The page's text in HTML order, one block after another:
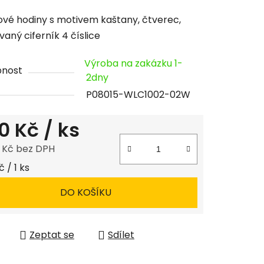
hodiny s motivem kaštany, čtverec,
ciferník 4 číslice
Výroba na zakázku 1-
2dny
P08015-WLC1002-02W
Kč / ks
Kč bez DPH
cena:
/ 1 ks
DO KOŠÍKU
Zeptat se Sdílet